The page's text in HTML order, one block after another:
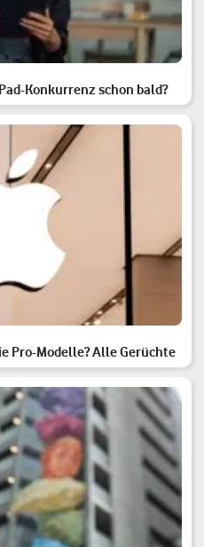
Konkurrenz schon bald?
Pro-Modelle? Alle Gerüchte